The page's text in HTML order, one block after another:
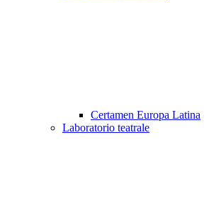
Certamen Europa Latina
Laboratorio teatrale